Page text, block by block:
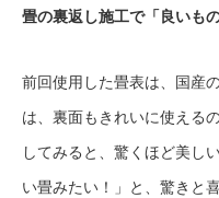
畳の裏返し施工で「良いも
前回使用した畳表は、国産
は、裏面もきれいに使える
してみると、驚くほど美し
い畳みたい！」と、驚きと